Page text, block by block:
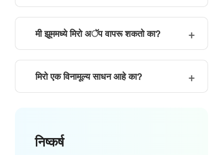
मी झूममध्ये मिरो अॅप वापरू शकतो का?
मिरो एक विनामूल्य साधन आहे का?
निष्कर्ष